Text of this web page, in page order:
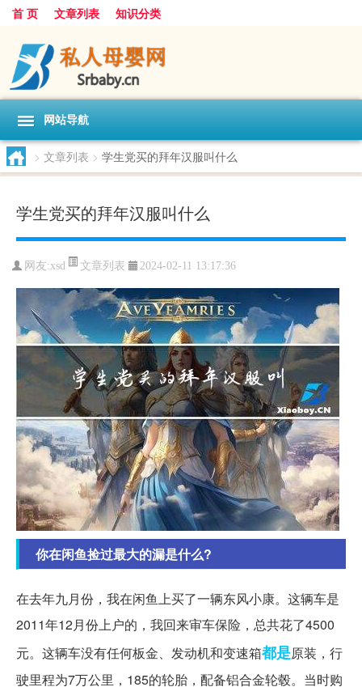
首 页 文章列表 知识分类
网站导航
> 文章列表 > 学生党买的拜年汉服叫什么
学生党买的拜年汉服叫什么
网友:xsd 文章列表 2024-02-11 13:17:36
你在闲鱼捡过最大的漏是什么?
在去年九月份，我在闲鱼上买了一辆东风小康。这辆车是
2011年12月份上户的，我回来审车保险，总共花了4500
元。这辆车没有任何板金、发动机和变速箱都是原装，行
驶里程为7万公里，185的轮胎，配备铝合金轮毂。当时购